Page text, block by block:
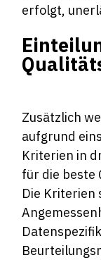
erfolgt,
Zusätzlich
aufgrund
Kriterien in
für die beste
Die Kriterien